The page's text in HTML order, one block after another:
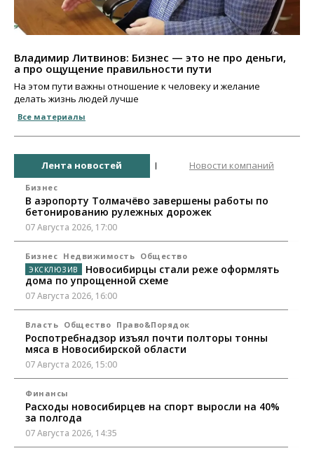
Владимир Литвинов: Бизнес — это не про деньги,
а про ощущение правильности пути
На этом пути важны отношение к человеку и желание
делать жизнь людей лучше
Все материалы
Лента новостей Новости компаний
Бизнес
В аэропорту Толмачёво завершены работы по
бетонированию рулежных дорожек
07 Августа 2026, 17:00
Бизнес Недвижимость Общество
Новосибирцы стали реже оформлять
дома по упрощенной схеме
07 Августа 2026, 16:00
Власть Общество Право&Порядок
Роспотребнадзор изъял почти полторы тонны
мяса в Новосибирской области
07 Августа 2026, 15:00
Финансы
Расходы новосибирцев на спорт выросли на 40%
за полгода
07 Августа 2026, 14:35